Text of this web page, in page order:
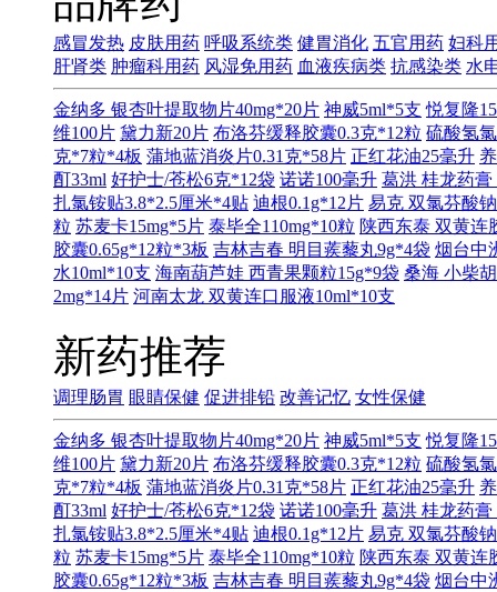
感冒发热 皮肤用药 呼吸系统类 健胃消化 五官用药 妇科
肝肾类 肿瘤科用药 风湿免用药 血液疾病类 抗感染类 水
金纳多 银杏叶提取物片40mg*20片 神威5ml*5支 悦复隆
维100片 黛力新20片 布洛芬缓释胶囊0.3克*12粒 硫酸氢
克*7粒*4板 蒲地蓝消炎片0.31克*58片 正红花油25毫升
酊33ml 好护士/苍松6克*12袋 诺诺100毫升 葛洪 桂龙药膏
扎氯铵贴3.8*2.5厘米*4贴 迪根0.1g*12片 易克 双氯芬酸
粒 苏麦卡15mg*5片 泰毕全110mg*10粒 陕西东泰 双黄连
胶囊0.65g*12粒*3板 吉林吉春 明目蒺藜丸9g*4袋 烟台中
水10ml*10支 海南葫芦娃 西青果颗粒15g*9袋 桑海 小柴
2mg*14片 河南太龙 双黄连口服液10ml*10支
新药推荐
调理肠胃 眼睛保健 促进排铅 改善记忆 女性保健
金纳多 银杏叶提取物片40mg*20片 神威5ml*5支 悦复隆
维100片 黛力新20片 布洛芬缓释胶囊0.3克*12粒 硫酸氢
克*7粒*4板 蒲地蓝消炎片0.31克*58片 正红花油25毫升
酊33ml 好护士/苍松6克*12袋 诺诺100毫升 葛洪 桂龙药膏
扎氯铵贴3.8*2.5厘米*4贴 迪根0.1g*12片 易克 双氯芬酸
粒 苏麦卡15mg*5片 泰毕全110mg*10粒 陕西东泰 双黄连
胶囊0.65g*12粒*3板 吉林吉春 明目蒺藜丸9g*4袋 烟台中